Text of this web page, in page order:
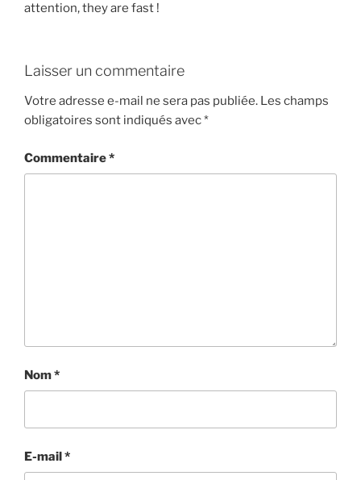
attention, they are fast !
Laisser un commentaire
Votre adresse e-mail ne sera pas publiée. Les champs
obligatoires sont indiqués avec*
Commentaire*
Nom*
E-mail*